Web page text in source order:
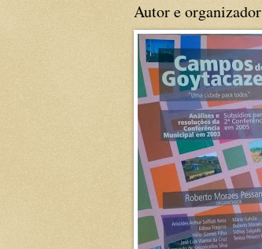
Autor e organizador